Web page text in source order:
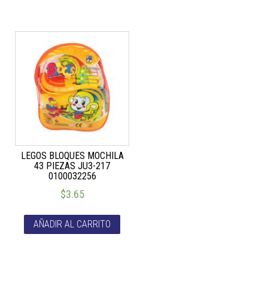
LEGOS BLOQUES MOCHILA
43 PIEZAS JU3-217
0100032256
$3.65
AÑADIR AL CARRITO